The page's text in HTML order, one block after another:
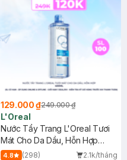
129.000 ₫249.000 ₫
L'Oreal
Nước Tẩy Trang L'Oreal Tươi
Mát Cho Da Dầu, Hỗn Hợp
400ml
4.8 (298)
2.1k/tháng